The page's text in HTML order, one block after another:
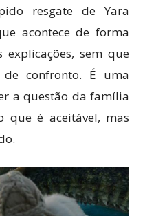
resgate de Yara
acontece de forma
sem que
confronto. É uma
a questão da família
é aceitável, mas